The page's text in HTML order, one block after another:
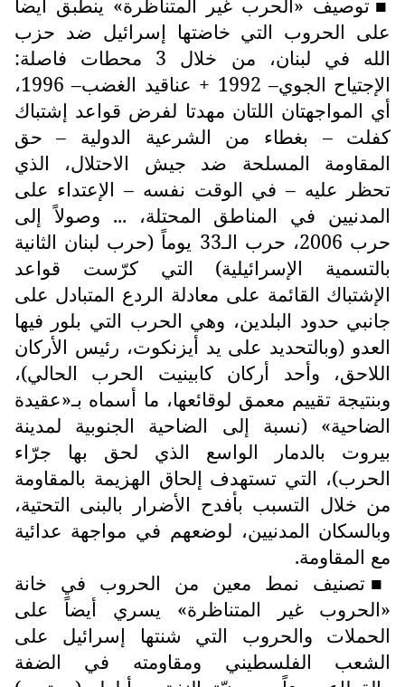
■ توصيف «الحرب غير المتناظرة» ينطبق أيضاً
على الحروب التي خاضتها إسرائيل ضد حزب
الله في لبنان، من خلال 3 محطات فاصلة:
الإجتياح الجوي– 1992 + عناقيد الغضب– 1996،
أي المواجهتان اللتان مهدتا لفرض قواعد إشتباك
كفلت – بغطاء من الشرعية الدولية – حق
المقاومة المسلحة ضد جيش الاحتلال، الذي
تحظر عليه – في الوقت نفسه – الإعتداء على
المدنيين في المناطق المحتلة، ... وصولاً إلى
حرب 2006، حرب الـ33 يوماً (حرب لبنان الثانية
بالتسمية الإسرائيلية) التي كرّست قواعد
الإشتباك القائمة على معادلة الردع المتبادل على
جانبي حدود البلدين، وهي الحرب التي بلور فيها
العدو (وبالتحديد على يد أيزنكوت، رئيس الأركان
اللاحق، وأحد أركان كابينيت الحرب الحالي)،
وبنتيجة تقييم معمق لوقائعها، ما أسماه بـ«عقيدة
الضاحية» (نسبة إلى الضاحية الجنوبية لمدينة
بيروت بالدمار الواسع الذي لحق بها جرّاء
الحرب)، التي تستهدف إلحاق الهزيمة بالمقاومة
من خلال التسبب بأفدح الأضرار بالبنى التحتية،
وبالسكان المدنيين، لوضعهم في مواجهة عدائية
مع المقاومة.
■ تصنيف نمط معين من الحروب في خانة
«الحروب غير المتناظرة» يسري أيضاً على
الحملات والحروب التي شنتها إسرائيل على
الشعب الفلسطيني ومقاومته في الضفة